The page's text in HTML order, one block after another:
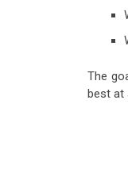
The
best at